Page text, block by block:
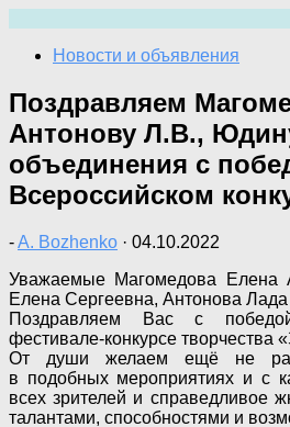
содержимому
Новости и объявления
Поздравляем
Антонову Л.В.,
объединения с
Всероссийском
-A. Bozhenko · 04.10.2022
Уважаемые Магомедова Елена
Елена Сергеевна, Антонова
Поздравляем Вас с
фестивале-конкурсе творчества
От души желаем ещё не раз
в подобных мероприятиях и с
всех зрителей и справедливое
талантами, способностями и